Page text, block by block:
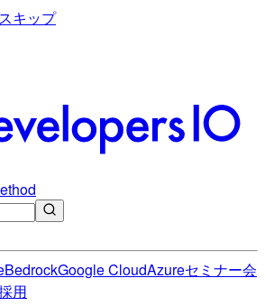
キップ
BedrockGoogle CloudAzureセミナー会
用